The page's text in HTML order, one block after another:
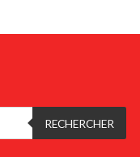
RECHERCHER